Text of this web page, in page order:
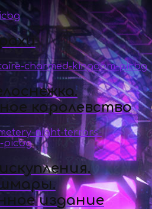
королевство
издание